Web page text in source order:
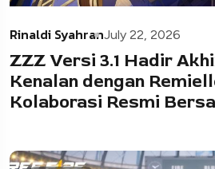
Rinaldi SyahranJuly 22, 2026
ZZZ Versi 3.1 Hadir
Kenalan dengan
Kolaborasi Resmi